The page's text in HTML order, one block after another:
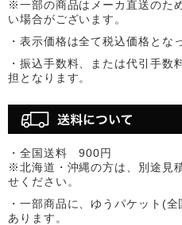
※一部の商品はメーカ直送のた
い場合がございます。
・表示価格は全て税込価格とな
・振込手数料、または代引手数
担となります。
・全国送料 900円
※北海道・沖縄の方は、別途見
せください。
・一部商品に、ゆうパケット(
あります。